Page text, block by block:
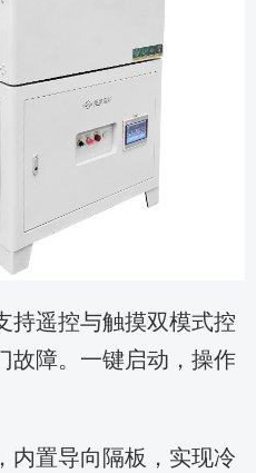
持遥控与触摸双模式控
故障。一键启动，操作
内置导向隔板，实现冷